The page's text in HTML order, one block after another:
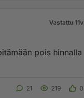
Vastattu 11v
pois hinnalla
21 219 0